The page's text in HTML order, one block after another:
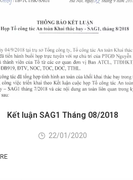
Kết luận SAG1 Tháng 08/2018
22/01/2020